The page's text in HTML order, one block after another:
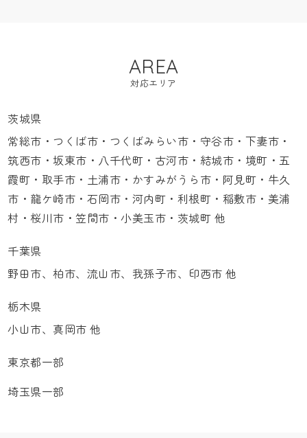
AREA
対応エリア
茨城県
常総市・つくば市・つくばみらい市・守谷市・下妻市・
筑西市・坂東市・八千代町・古河市・結城市・境町・五
霞町・取手市・土浦市・かすみがうら市・阿見町・牛久
市・龍ケ崎市・石岡市・河内町・利根町・稲敷市・美浦
村・桜川市・笠間市・小美玉市・茨城町 他
千葉県
野田市、柏市、流山市、我孫子市、印西市 他
栃木県
小山市、真岡市 他
東京都一部
埼玉県一部